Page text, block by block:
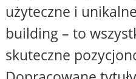
użyteczne i
building – to
skuteczne